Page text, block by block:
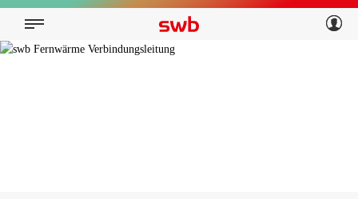
Privatkunden
Geschäftskunden